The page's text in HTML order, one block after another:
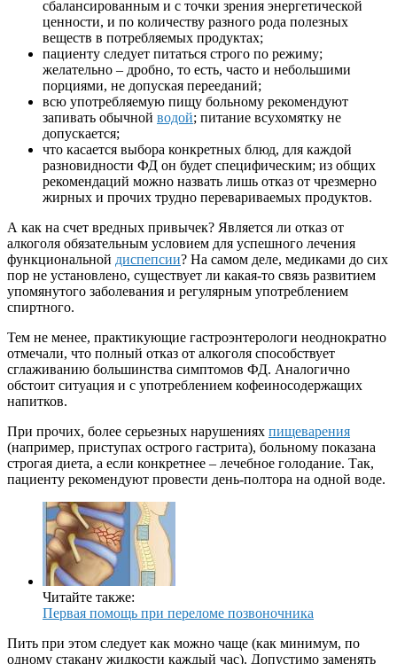
сбалансированным и с точки зрения энергетической
ценности, и по количеству разного рода полезных
веществ в потребляемых продуктах;
пациенту следует питаться строго по режиму;
желательно – дробно, то есть, часто и небольшими
порциями, не допуская перееданий;
всю употребляемую пищу больному рекомендуют
запивать обычной водой; питание всухомятку не
допускается;
что касается выбора конкретных блюд, для каждой
разновидности ФД он будет специфическим; из общих
рекомендаций можно назвать лишь отказ от чрезмерно
жирных и прочих трудно перевариваемых продуктов.
А как на счет вредных привычек? Является ли отказ от
алкоголя обязательным условием для успешного лечения
функциональной диспепсии? На самом деле, медиками до сих
пор не установлено, существует ли какая-то связь развитием
упомянутого заболевания и регулярным употреблением
спиртного.
Тем не менее, практикующие гастроэнтерологи неоднократно
отмечали, что полный отказ от алкоголя способствует
сглаживанию большинства симптомов ФД. Аналогично
обстоит ситуация и с употреблением кофеиносодержащих
напитков.
При прочих, более серьезных нарушениях пищеварения
(например, приступах острого гастрита), больному показана
строгая диета, а если конкретнее – лечебное голодание. Так,
пациенту рекомендуют провести день-полтора на одной воде.
Читайте также:
Первая помощь при переломе позвоночника
Пить при этом следует как можно чаще (как минимум, по
одному стакану жидкости каждый час). Допустимо заменять